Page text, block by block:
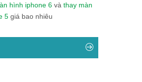
hình iphone 6 và thay màn
5 giá bao nhiêu